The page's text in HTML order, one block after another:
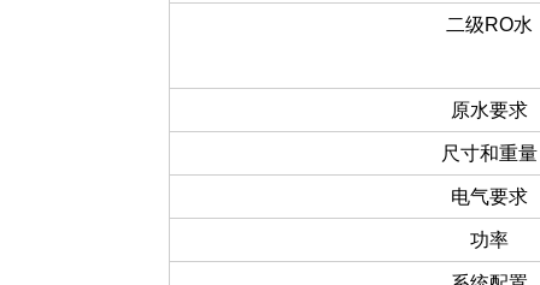
二级RO水
原水要求
尺寸和重量
电气要求
功率